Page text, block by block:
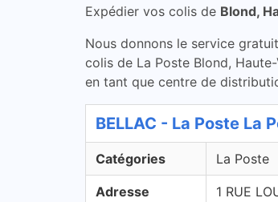
Expédier vos colis de Blond,
Nous donnons le service
colis de La Poste Blond,
en tant que centre de
BELLAC - La Poste La
Catégories La Poste
Adresse
1 RUE